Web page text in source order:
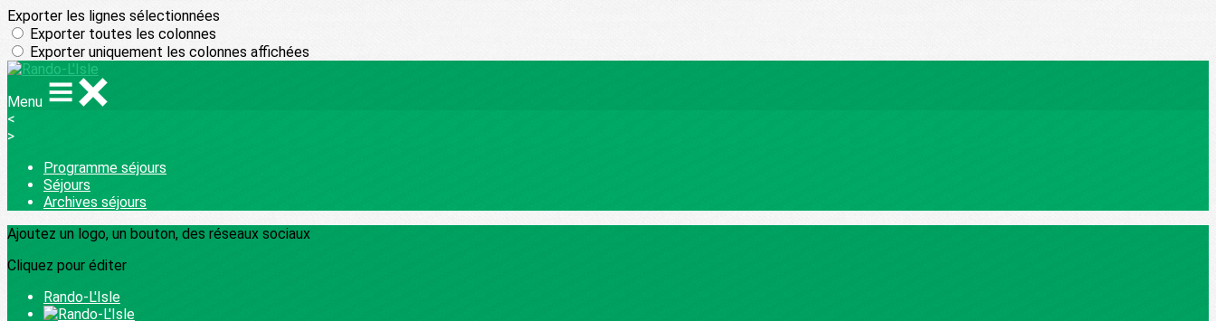
Exporter les lignes sélectionnées
Exporter toutes les colonnes
Exporter uniquement les colonnes affichées
Menu
<
>
Programme séjours
Séjours
Archives séjours
Ajoutez un logo, un bouton, des réseaux sociaux
Cliquez pour éditer
Rando-L'Isle